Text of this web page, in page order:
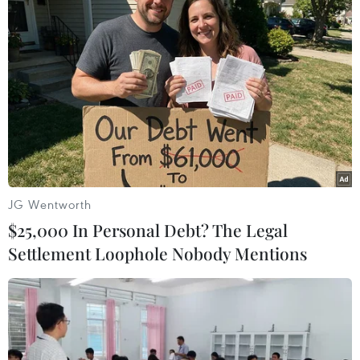
(TTXVN/Vietnam+)
#Quảng Trị #Rà phá bom mìn
#Bom chùm
#ô nhiễm bom mìn
#vật nổ Quảng Trị
JG Wentworth
$25,000 In Personal Debt? The Legal
Settlement Loophole Nobody Mentions